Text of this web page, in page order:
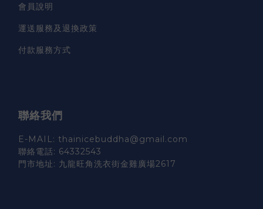
會員說明
運送服務及退換政策
付款服務方式
聯絡我們
E-MAIL: thainicebuddha@gmail.com
聯絡電話: 64332543
門市地址: 九龍旺角洗衣街金雞廣場2617